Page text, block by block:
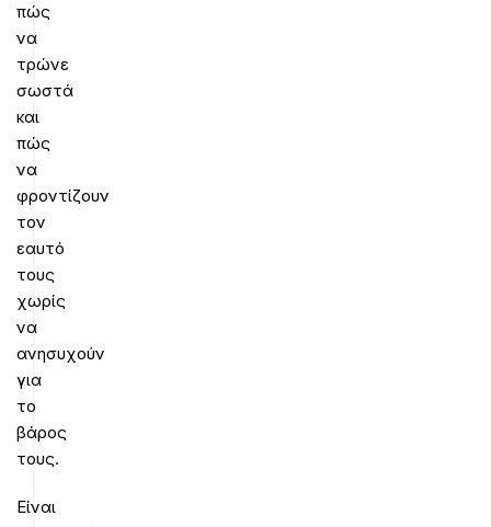
πώς
να
τρώνε
σωστά
και
πώς
να
φροντίζουν
τον
εαυτό
τους
χωρίς
να
ανησυχούν
για
το
βάρος
τους.
Είναι